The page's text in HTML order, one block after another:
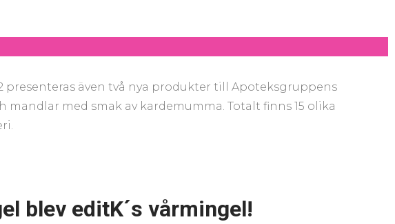
presenteras även två nya produkter till Apoteksgruppens
mandlar med smak av kardemumma. Totalt finns 15 olika
blev editK´s vårmingel!